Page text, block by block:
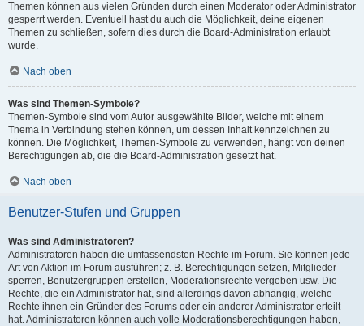
Themen können aus vielen Gründen durch einen Moderator oder Administrator
gesperrt werden. Eventuell hast du auch die Möglichkeit, deine eigenen
Themen zu schließen, sofern dies durch die Board-Administration erlaubt
wurde.
Nach oben
Was sind Themen-Symbole?
Themen-Symbole sind vom Autor ausgewählte Bilder, welche mit einem
Thema in Verbindung stehen können, um dessen Inhalt kennzeichnen zu
können. Die Möglichkeit, Themen-Symbole zu verwenden, hängt von deinen
Berechtigungen ab, die die Board-Administration gesetzt hat.
Nach oben
Benutzer-Stufen und Gruppen
Was sind Administratoren?
Administratoren haben die umfassendsten Rechte im Forum. Sie können jede
Art von Aktion im Forum ausführen; z. B. Berechtigungen setzen, Mitglieder
sperren, Benutzergruppen erstellen, Moderationsrechte vergeben usw. Die
Rechte, die ein Administrator hat, sind allerdings davon abhängig, welche
Rechte ihnen ein Gründer des Forums oder ein anderer Administrator erteilt
hat. Administratoren können auch volle Moderationsberechtigungen haben,